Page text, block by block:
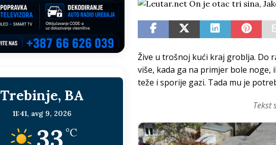
[ 15. jul 2026. ] Politički potres u NSRS: Vukanović otkrio detalje – Stevandić krenuo na
sljedeća meta!? BOSNA I HERCEGOVINA
[ 14. jul 2026. ] Budimiru je jako žao!
Dodik i Vučić nisu u sukobu, pogotovo nisu zbog Eleka LIČNI STAV
[ 11. jul 2026. ] Ako se povučemo i sve im prepustimo, ostaće nam samo siledžije i tišina
HERCEGOVINA
[ 9. jul 2026. ] RTRS-u blokirani svi računi
[ 30. jul 2026. ] Uhapšen bivši gradonačelnik Splita, Željko Kerum SVIJET
Žive u trošnoj kući kraj groblja. Do
više, kada ga na primjer bole noge,
teže i sporije gazi. Tada mu je
Tekst
Trebinje, BA
11:41, avg 9, 2026
33 °C